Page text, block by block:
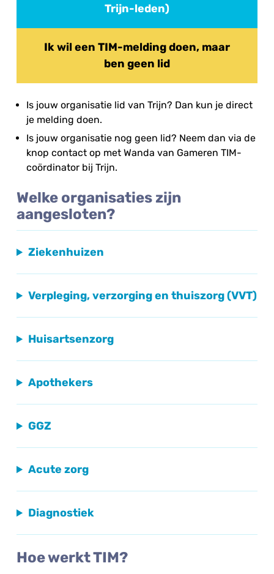
Trijn-leden)
Ik wil een TIM-melding doen, maar
ben geen lid
Is jouw organisatie lid van Trijn? Dan kun je direct
je melding doen.
Is jouw organisatie nog geen lid? Neem dan via de
knop contact op met Wanda van Gameren TIM-
coördinator bij Trijn.
Welke organisaties zijn
aangesloten?
Ziekenhuizen
Verpleging, verzorging en thuiszorg (VVT)
Huisartsenzorg
Apothekers
GGZ
Acute zorg
Diagnostiek
Hoe werkt TIM?